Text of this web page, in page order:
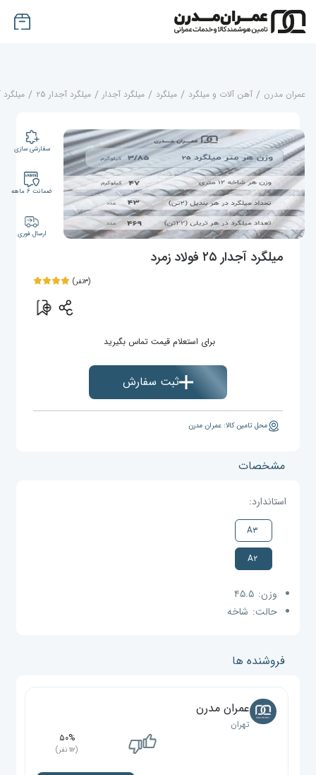
عمران مدرن / آهن آلات و میلگرد / میلگرد / میلگرد آجدار / میلگرد آجدار ۲۵ / میلگرد آجدار
سفارشی سازی
ضمانت ۶ ماهه
ارسال فوری
میلگرد آجدار ۲۵ فولاد زمرد
(۳نفر)
برای استعلام قیمت تماس بگیرید
ثبت سفارش
محل تامین کالا: عمران مدرن
مشخصات
استاندارد:
A۳
A۲
وزن: ۴۵.۵
حالت: شاخه
فروشنده ها
عمران مدرن
تهران
۵۰%
(۱۱۲ نفر)